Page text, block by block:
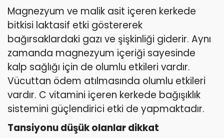
Magnezyum ve malik asit içeren kerkede
bitkisi laktasif etki göstererek
bağırsaklardaki gazı ve şişkinliği giderir. Aynı
zamanda magnezyum içeriği sayesinde
kalp sağlığı için de olumlu etkileri vardır.
Vücuttan ödem atılmasında olumlu etkileri
vardır. C vitamini içeren kerkede bağışıklık
sistemini güçlendirici etki de yapmaktadır.
Tansiyonu düşük olanlar dikkat